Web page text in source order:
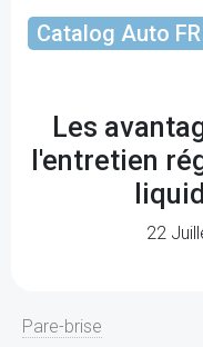
Catalog Auto FR
Les
l'entretien
22
Pare-brise